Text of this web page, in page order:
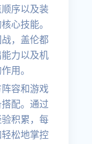
序以及装
心技能。
，盖伦都
力以及机
用。
容和游戏
配。通过
积累，每
松地掌控